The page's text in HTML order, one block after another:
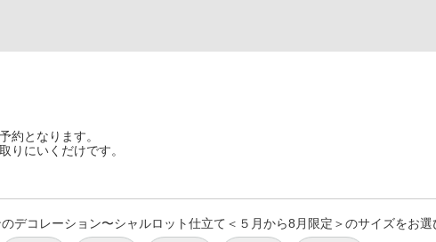
約となります。
りにいくだけです。
デコレーション〜シャルロット仕立て＜５月から8月限定＞のサイズをお選